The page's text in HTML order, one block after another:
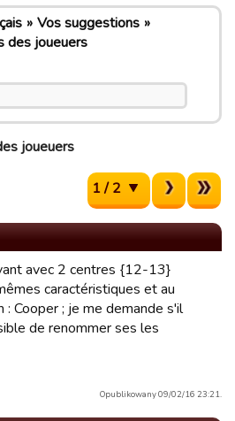
Vos suggestions
des joueuers
joueuers
1 / 2
avec 2 centres {12-13}
caractéristiques et au
: Cooper ; je me demande s'il
de renommer ses les
Opublikowany 09/02/16 23:21.